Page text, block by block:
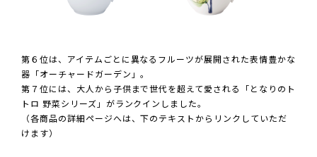
第６位は、アイテムごとに異なるフルーツが展開された表情豊かな
器「オーチャードガーデン」。
第７位には、大人から子供まで世代を超えて愛される「となりのト
トロ 野菜シリーズ」がランクインしました。
（各商品の詳細ページへは、下のテキストからリンクしていただ
けます）